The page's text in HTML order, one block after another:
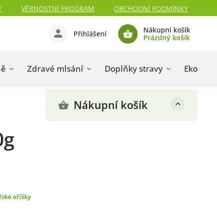
VĚRNOSTNÍ PROGRAM OBCHODNÍ PODMÍNKY
Nákupní košík
Prázdný košík
Přihlášení
Zdravé mlsání Doplňky stravy Eko
Nákupní košík
oříšky